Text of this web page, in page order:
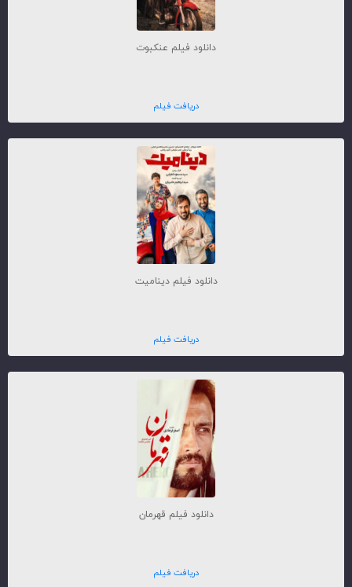
دانلود فیلم عنکبوت
دریافت فیلم
دانلود فیلم دینامیت
دریافت فیلم
دانلود فیلم قهرمان
دریافت فیلم